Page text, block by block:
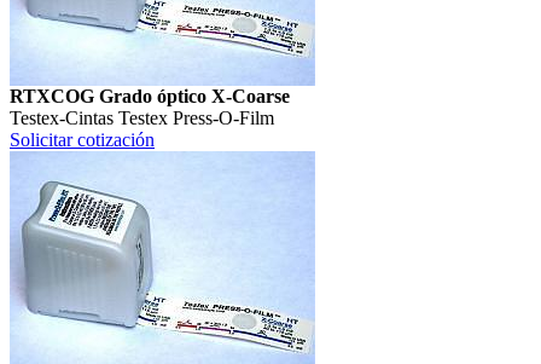
RTXCOG Grado óptico X-Coarse
Testex-Cintas Testex Press-O-Film
Solicitar cotización